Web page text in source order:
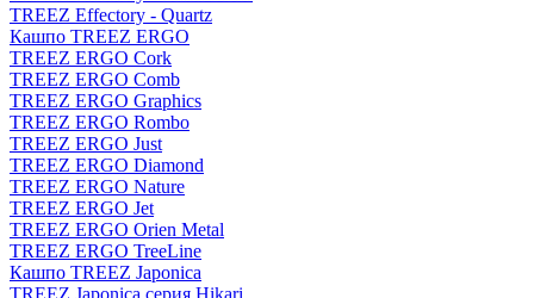
TREEZ Effectory - Quartz
Кашпо TREEZ ERGO
TREEZ ERGO Cork
TREEZ ERGO Comb
TREEZ ERGO Graphics
TREEZ ERGO Rombo
TREEZ ERGO Just
TREEZ ERGO Diamond
TREEZ ERGO Nature
TREEZ ERGO Jet
TREEZ ERGO Orien Metal
TREEZ ERGO TreeLine
Кашпо TREEZ Japonica
TREEZ Japonica серия Hikari